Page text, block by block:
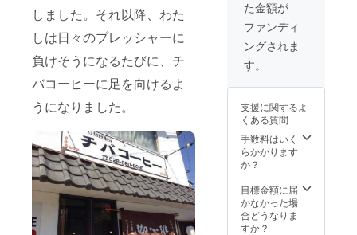
しました。それ以降、わた
しは日々のプレッシャーに
負けそうになるたびに、チ
バコーヒーに足を向けるよ
うになりました。
支援者
様でご
負担頂
きます
たしま
す。
なお、
面会時
には同
伴者を
ただき
ます。
願いい
たしま
す。
なお、
伴者を
つけさ
せてい
ただき
ます。
時開催
するこ
とはあ
りませ
に限ら
せてい
ただき
ます。
私共の
会場ま
は、ご
支援額
に含ま
くは
メール
にてご
相談の
頂きま
す。チ
バコー
ヒーま
での交
通費
ますが
支援者
様でご
フがオ
リジナ
ルブレ
ンドを
す。お
わせ
は、
2022年
6月以
降、お
たは
メール
でお話
を伺う
な名前
を付け
られま
す。
のコー
わい
と、名
付けた
い商品
名をお
さい。
それに
合わせ
て、チ
た金額が
ファンディ
ングされま
す。
支援に関するよ
くある質問
手数料はいく
らかかります
か？
目標金額に届
かなかった場
合どうなりま
すか？